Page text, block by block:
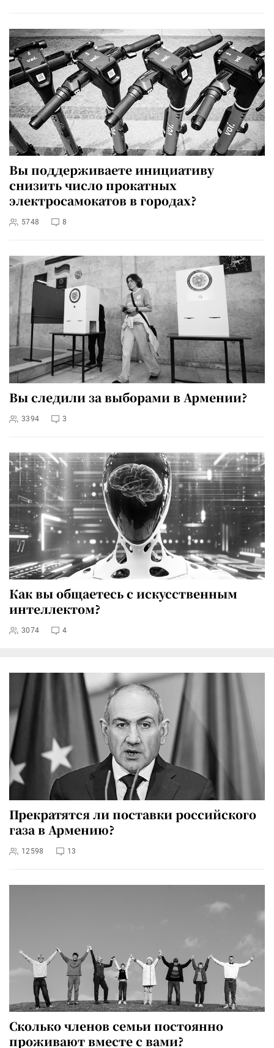
Вы поддерживаете инициативу
снизить число прокатных
электросамокатов в городах?
5748 8
Вы следили за выборами в Армении?
3394 3
Как вы общаетесь с искусственным
интеллектом?
3074 4
Прекратятся ли поставки российского
газа в Армению?
12598 13
Сколько членов семьи постоянно
проживают вместе с вами?